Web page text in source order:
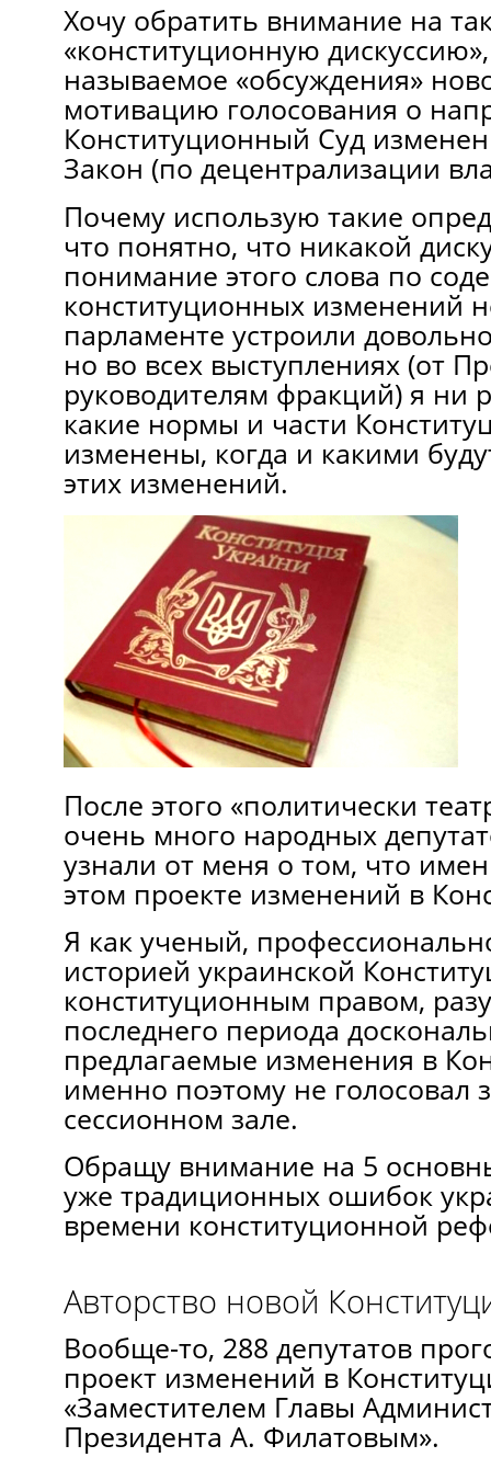
Хочу обратить внимание на
«конституционную
называемое «обсуждения»
мотивацию голосования о
Конституционный Суд
Закон (по децентрализации
Почему использую такие
что понятно, что никакой
понимание этого слова по
конституционных изменений
парламенте устроили
но во всех выступлениях (от
руководителям фракций) я ни
какие нормы и части
изменены, когда и какими
этих изменений.
После этого «политически
очень много народных
узнали от меня о том, что
этом проекте изменений в
Я как ученый,
историей украинской
конституционным правом,
последнего периода
предлагаемые изменения в
именно поэтому не голосовал
сессионном зале.
Обращу внимание на 5
уже традиционных ошибок
времени конституционной
Авторство новой
Вообще-то, 288 депутатов
проект изменений в
«Заместителем Главы
Президента А. Филатовым».